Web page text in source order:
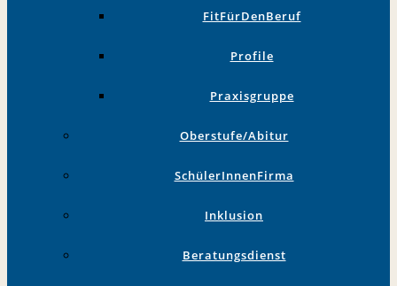
FitFürDenBeruf
Profile
Praxisgruppe
Oberstufe/Abitur
SchülerInnenFirma
Inklusion
Beratungsdienst